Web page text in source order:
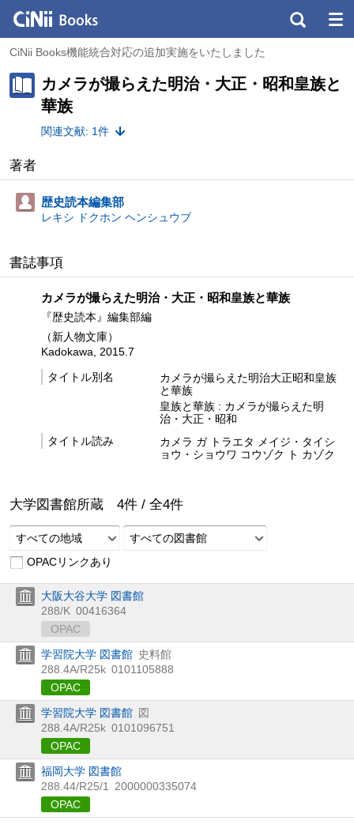
CiNii Books機能統合対応の追加実施をいたしました
カメラが撮らえた明治・大正・昭和皇族と
華族
関連文献: 1件
著者
歴史読本編集部
レキシ ドクホン ヘンシュウブ
書誌事項
カメラが撮らえた明治・大正・昭和皇族と華族
『歴史読本』編集部編
（新人物文庫）
Kadokawa, 2015.7
タイトル別名
カメラが撮らえた明治大正昭和皇族
と華族
皇族と華族 : カメラが撮らえた明
治・大正・昭和
タイトル読み
カメラ ガ トラエタ メイジ・タイシ
ョウ・ショウワ コウゾク ト カゾク
大学図書館所蔵 4件 / 全4件
すべての地域
すべての図書館
OPACリンクあり
大阪大谷大学 図書館
288/K 00416364
OPAC
学習院大学 図書館 史料館
288.4A/R25k 0101105888
OPAC
学習院大学 図書館 図
288.4A/R25k 0101096751
OPAC
福岡大学 図書館
288.44/R25/1
2000000335074
OPAC